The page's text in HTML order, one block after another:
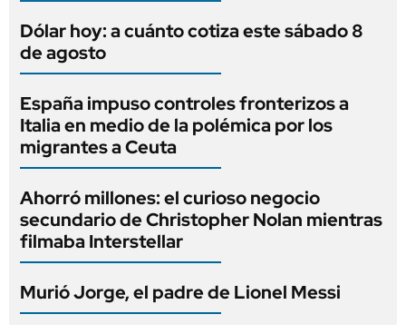
Dólar hoy: a cuánto cotiza este sábado 8
de agosto
España impuso controles fronterizos a
Italia en medio de la polémica por los
migrantes a Ceuta
Ahorró millones: el curioso negocio
secundario de Christopher Nolan mientras
filmaba Interstellar
Murió Jorge, el padre de Lionel Messi